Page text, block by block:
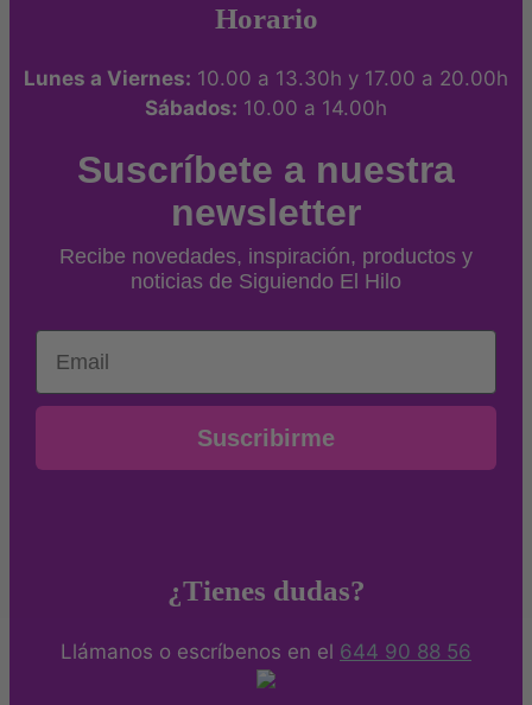
Horario
Lunes a Viernes: 10.00 a 13.30h y 17.00 a 20.00h
Sábados: 10.00 a 14.00h
Suscríbete a nuestra
newsletter
Recibe novedades, inspiración, productos y
noticias de Siguiendo El Hilo
Email
Suscribirme
¿Tienes dudas?
Llámanos o escríbenos en el 644 90 88 56